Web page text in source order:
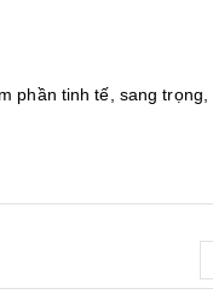
phần tinh tế, sang trọng,